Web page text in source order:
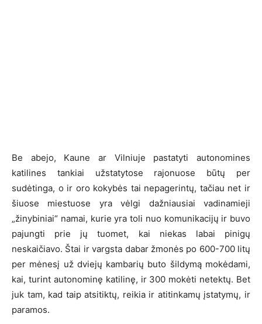
Be abejo, Kaune ar Vilniuje pastatyti autonomines
katilines tankiai užstatytose rajonuose būtų per
sudėtinga, o ir oro kokybės tai nepagerintų, tačiau net ir
šiuose miestuose yra vėlgi dažniausiai vadinamieji
„žinybiniai“ namai, kurie yra toli nuo komunikacijų ir buvo
pajungti prie jų tuomet, kai niekas labai pinigų
neskaičiavo. Štai ir vargsta dabar žmonės po 600-700 litų
per mėnesį už dviejų kambarių buto šildymą mokėdami,
kai, turint autonominę katilinę, ir 300 mokėti netektų. Bet
juk tam, kad taip atsitiktų, reikia ir atitinkamų įstatymų, ir
paramos.